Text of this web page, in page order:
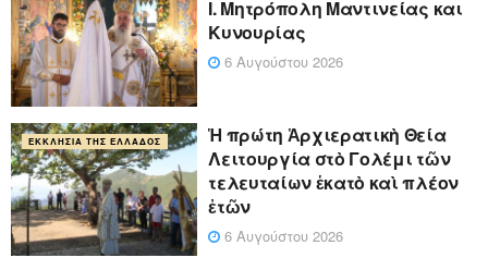
Ι. Μητρόπολη Μαντινείας και
Κυνουρίας
6 Αυγούστου 2026
ΕΚΚΛΗΣΊΑ ΤΗΣ ΕΛΛΆΔΟΣ
Ἡ πρώτη Ἀρχιερατικὴ Θεία
Λειτουργία στὸ Γολέμι τῶν
τελευταίων ἑκατὸ καὶ πλέον
ἐτῶν
6 Αυγούστου 2026